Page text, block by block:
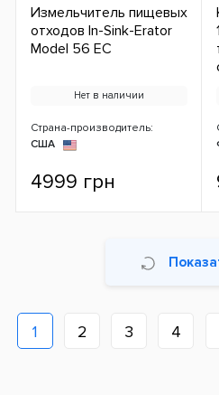
Измельчитель пищевых
отходов In-Sink-Erator
Model 56 ЕС
Нет в наличии
Страна-производитель:
США
4999 грн
1 2 3 4